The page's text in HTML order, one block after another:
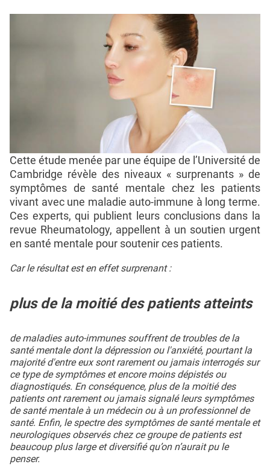
Cette étude menée par une équipe de l’Université de
Cambridge révèle des niveaux « surprenants » de
symptômes de santé mentale chez les patients
vivant avec une maladie auto-immune à long terme.
Ces experts, qui publient leurs conclusions dans la
revue Rheumatology, appellent à un soutien urgent
en santé mentale pour soutenir ces patients.
Car le résultat est en effet surprenant :
plus de la moitié des patients atteints
de maladies auto-immunes souffrent de troubles de la
santé mentale dont la dépression ou l'anxiété, pourtant la
majorité d'entre eux sont rarement ou jamais interrogés sur
ce type de symptômes et encore moins dépistés ou
diagnostiqués. En conséquence, plus de la moitié des
patients ont rarement ou jamais signalé leurs symptômes
de santé mentale à un médecin ou à un professionnel de
santé. Enfin, le spectre des symptômes de santé mentale et
neurologiques observés chez ce groupe de patients est
beaucoup plus large et diversifié qu’on n’aurait pu le
penser.